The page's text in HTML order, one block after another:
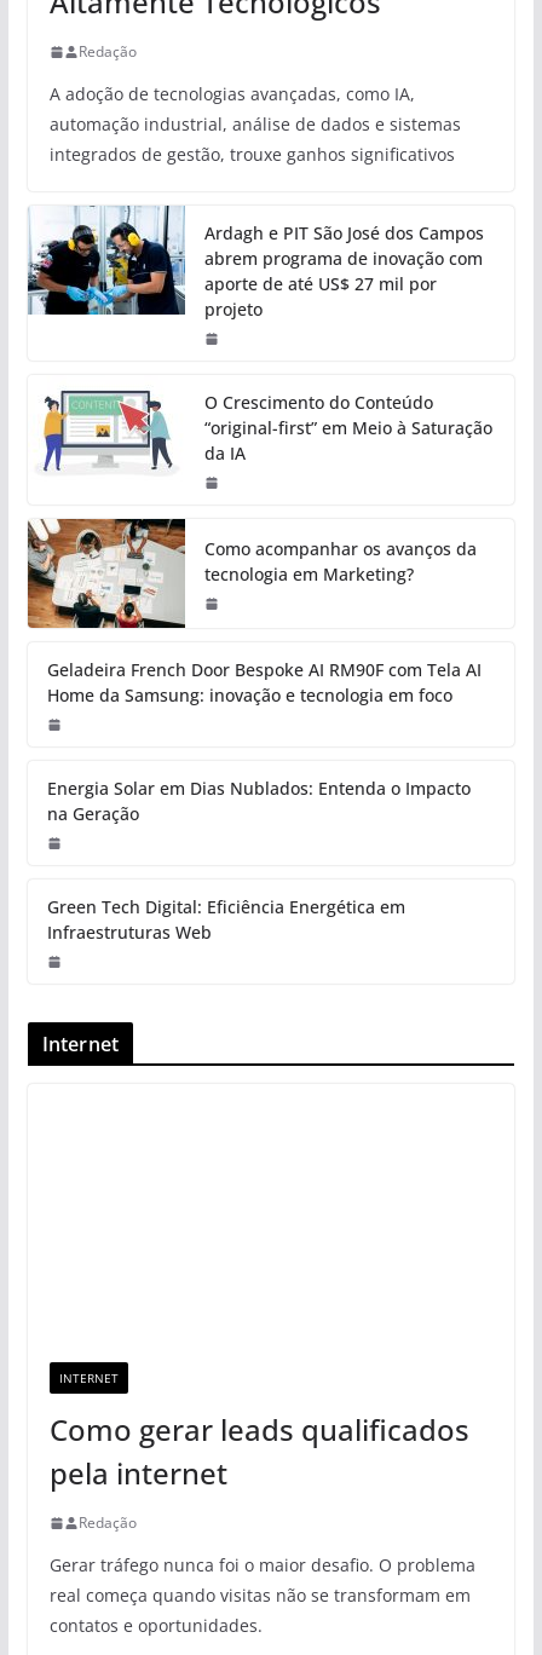
Redação
A adoção de tecnologias avançadas, como IA,
automação industrial, análise de dados e sistemas
integrados de gestão, trouxe ganhos significativos
Ardagh e PIT São José dos Campos
abrem programa de inovação com
aporte de até US$ 27 mil por
projeto
O Crescimento do Conteúdo
“original-first” em Meio à Saturação
da IA
Como acompanhar os avanços da
tecnologia em Marketing?
Geladeira French Door Bespoke AI RM90F com Tela AI
Home da Samsung: inovação e tecnologia em foco
Energia Solar em Dias Nublados: Entenda o Impacto
na Geração
Green Tech Digital: Eficiência Energética em
Infraestruturas Web
Internet
INTERNET
Como gerar leads qualificados
pela internet
Redação
Gerar tráfego nunca foi o maior desafio. O problema
real começa quando visitas não se transformam em
contatos e oportunidades.